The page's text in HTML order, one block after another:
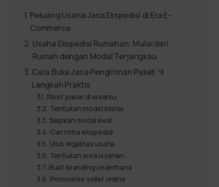
Peluang Usaha Jasa Ekspedisi di Era E-
Commerce
Usaha Ekspedisi Rumahan: Mulai dari
Rumah dengan Modal Terjangkau
Cara Buka Jasa Pengiriman Paket: 9
Langkah Praktis
Riset pasar di areamu
Tentukan model bisnis
Siapkan modal awal
Cari mitra ekspedisi
Urus legalitas usaha
Tentukan area layanan
Buat branding sederhana
Promosi ke seller online